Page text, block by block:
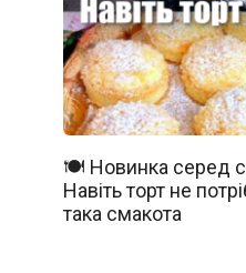
🍽️ Новинка серед
Навіть торт не
така смакота